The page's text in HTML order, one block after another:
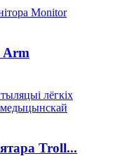
Arm
Troll...